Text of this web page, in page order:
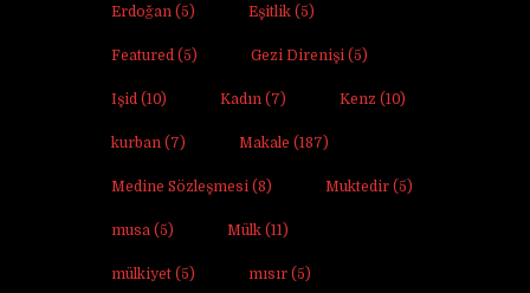
Erdoğan (5) Eşitlik (5)
Featured (5) Gezi Direnişi (5)
Işid (10) Kadın (7) Kenz (10)
kurban (7) Makale (187)
Medine Sözleşmesi (8) Muktedir (5)
musa (5) Mülk (11)
mülkiyet (5) mısır (5)